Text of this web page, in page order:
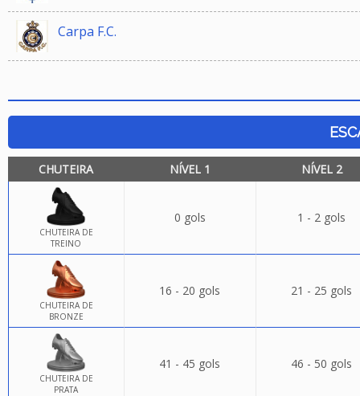
Carpa F.C.
CHUTEIRA NÍVEL 1 NÍVEL 2
CHUTEIRA DE
TREINO
0 gols 1 - 2 gols
CHUTEIRA DE
BRONZE
16 - 20 gols 21 - 25 gols
CHUTEIRA DE
PRATA
41 - 45 gols 46 - 50 gols